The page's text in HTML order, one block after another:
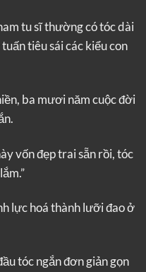
tu sĩ thường có tóc dài
tiêu sái các kiểu con
ba mươi năm cuộc đời
vốn đẹp trai sẵn rồi, tóc
lực hoá thành lưỡi đao ở
tóc ngắn đơn giản gọn